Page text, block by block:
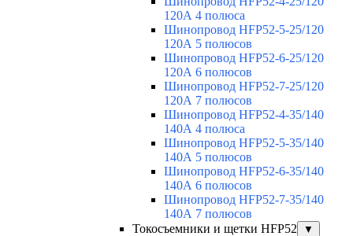
120А 4 полюса
Шинопровод HFP52-5-25/120
120А 5 полюсов
Шинопровод HFP52-6-25/120
120А 6 полюсов
Шинопровод HFP52-7-25/120
120А 7 полюсов
Шинопровод HFP52-4-35/140
140А 4 полюса
Шинопровод HFP52-5-35/140
140А 5 полюсов
Шинопровод HFP52-6-35/140
140А 6 полюсов
Шинопровод HFP52-7-35/140
140А 7 полюсов
Токосъемники и щетки HFP52
▼